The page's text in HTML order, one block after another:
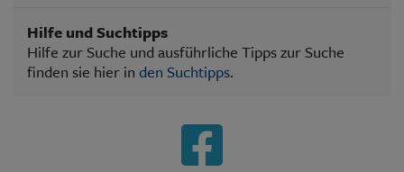
Hilfe und Suchtipps
Hilfe zur Suche und ausführliche Tipps zur Suche
finden sie hier in den Suchtipps.